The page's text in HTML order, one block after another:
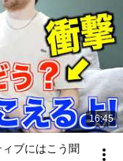
16:45
ィブにはこう聞